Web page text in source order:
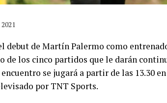
debut de Martín Palermo como
de los cinco partidos que le darán
se jugará a partir de las 13.30
por TNT Sports.